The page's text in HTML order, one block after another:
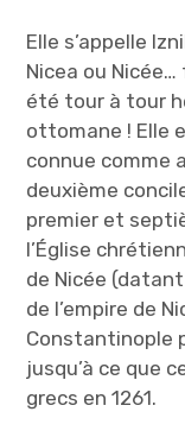
Elle s’appelle
Nicea ou
été tour à tour
ottomane ! Elle
connue comme
deuxième
premier et
l’Église
de Nicée
de l’empire de
Constantinople
jusqu’à ce que
grecs en 1261.